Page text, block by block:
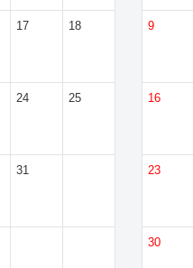
17 18
24 25
31
9
16
23
30